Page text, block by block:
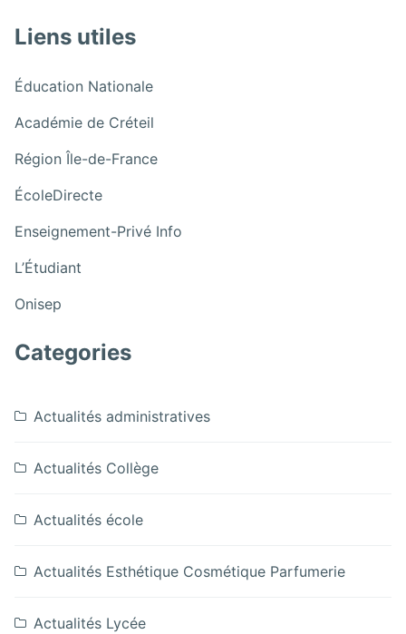
Liens utiles
Éducation Nationale:
Académie de Créteil
Région Île-de-France:
ÉcoleDirecte:
Enseignement-Privé Info
L’Étudiant
Onisep
Categories
Actualités administratives
Actualités Collège
Actualités école
Actualités Esthétique Cosmétique Parfumerie
Actualités Lycée